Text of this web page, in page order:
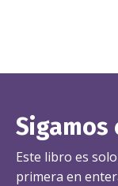
Sigamos
Este libro es
primera en